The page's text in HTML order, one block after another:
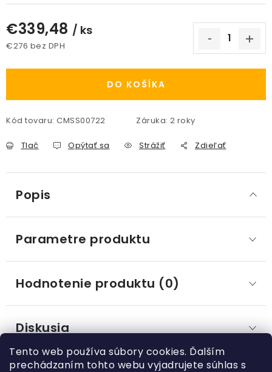
Tento web používa súbory cookies. Ďalším
prechádzaním tohto webu vyjadrujete súhlas s
Spôsoby platby
Informácie o doprave
Kontakt / Právne údaje
€339,48 / ks
€276 bez DPH
DO KOŠÍKA
Kód tovaru: CMSS00722 Záruka: 2 roky
Tlač Opýtať sa Strážiť Zdieľať
Popis
Parametre produktu
Hodnotenie produktu (0)
Diskusia